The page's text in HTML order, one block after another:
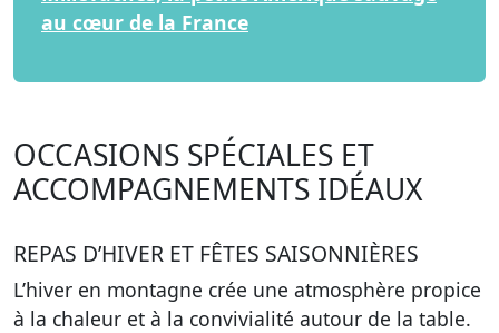
au cœur de la France
OCCASIONS SPÉCIALES ET
ACCOMPAGNEMENTS IDÉAUX
REPAS D’HIVER ET FÊTES SAISONNIÈRES
L’hiver en montagne crée une atmosphère propice
à la chaleur et à la convivialité autour de la table.